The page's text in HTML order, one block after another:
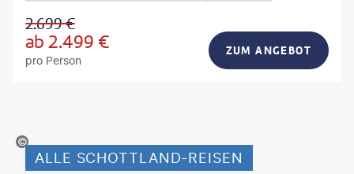
2.699€
ab2.499 €
pro Person
ZUM ANGEBOT
gty
ALLE SCHOTTLAND-REISEN